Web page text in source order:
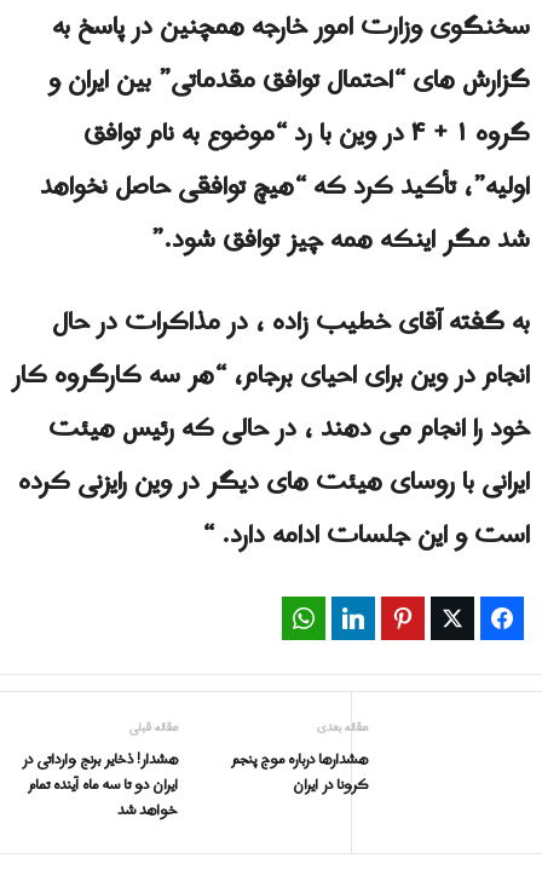
سخنگوی وزارت امور خارجه همچنین در پاسخ به
گزارش های “احتمال توافق مقدماتی” بین ایران و
گروه ۱ + ۴ در وین با رد “موضوع به نام توافق
اولیه”، تأکید کرد که “هیچ توافقی حاصل نخواهد
شد مگر اینکه همه چیز توافق شود.”
به گفته آقای خطیب زاده ، در مذاکرات در حال
انجام در وین برای احیای برجام، “هر سه کارگروه کار
خود را انجام می دهند ، در حالی که رئیس هیئت
ایرانی با روسای هیئت های دیگر در وین رایزنی کرده
است و این جلسات ادامه دارد. “
Facebook
Twitter
Pinterest
LinkedIn
مقاله قبلی
هشدار! ذخایر برنج وارداتی در
ایران دو تا سه ماه آینده تمام
خواهد شد
مقاله بعدی
هشدارها درباره موج پنجم
کرونا در ایران